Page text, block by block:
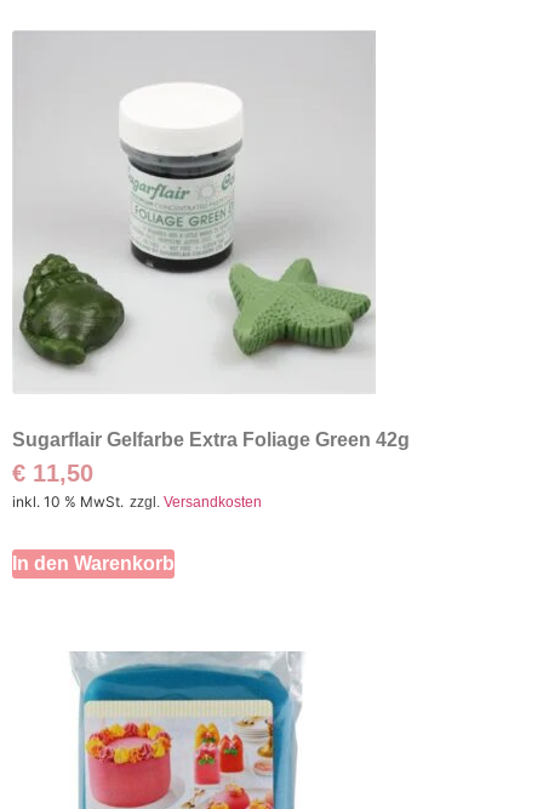
Sugarflair Gelfarbe Extra Foliage Green 42g
€ 11,50
inkl. 10 % MwSt. zzgl. Versandkosten
In den Warenkorb